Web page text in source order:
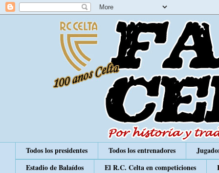
Todos los presidentes Todos los entrenadores
Estadio de Balaídos
El R.C. Celta en competiciones